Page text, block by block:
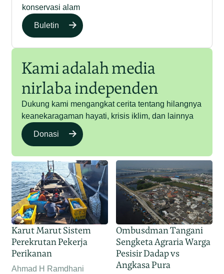
konservasi alam
Buletin
Kami adalah media
nirlaba independen
Dukung kami mengangkat cerita tentang hilangnya
keanekaragaman hayati, krisis iklim, dan lainnya
Donasi
Karut Marut Sistem
Perekrutan Pekerja
Perikanan
Ahmad H Ramdhani
Ombusdman Tangani
Sengketa Agraria Warga
Pesisir Dadap vs
Angkasa Pura